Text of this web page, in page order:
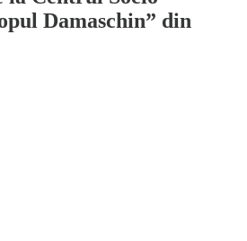
Damaschin” din